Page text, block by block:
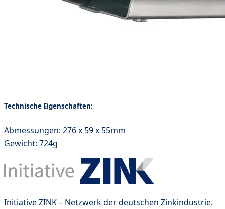
Technische Eigenschaften:
Abmessungen: 276 x 59 x 55mm
Gewicht: 724g
Initiative ZINK – Netzwerk der deutschen Zinkindustrie.